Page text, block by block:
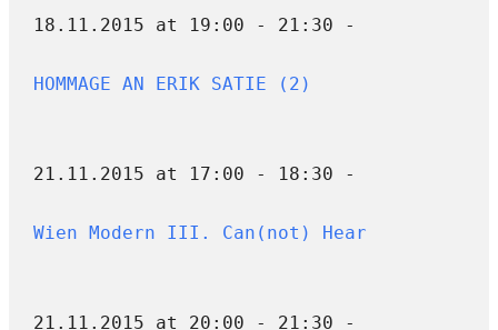
18.11.2015 at 19:00 - 21:30 -
HOMMAGE AN ERIK SATIE (2)
21.11.2015 at 17:00 - 18:30 -
Wien Modern III. Can(not) Hear
21.11.2015 at 20:00 - 21:30 -